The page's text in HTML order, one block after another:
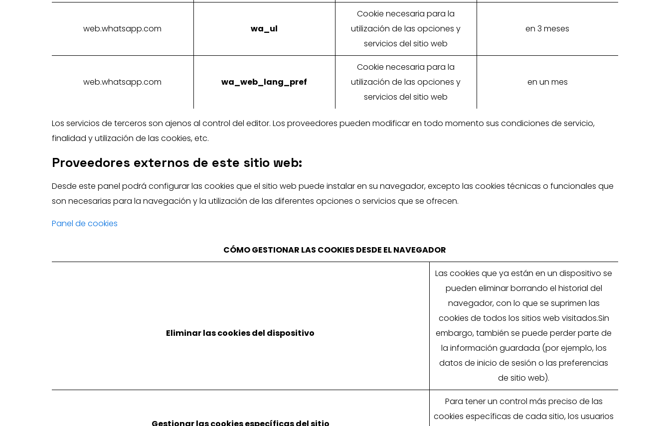
web.whatsapp.com wa_ul
Cookie necesaria para la
utilización de las opciones y
servicios del sitio web
en 3 meses
web.whatsapp.com wa_web_lang_pref
Cookie necesaria para la
utilización de las opciones y
servicios del sitio web
en un mes
Los servicios de terceros son ajenos al control del editor. Los proveedores pueden modificar en todo momento sus condiciones de servicio,
finalidad y utilización de las cookies, etc.
Proveedores externos de este sitio web:
Desde este panel podrá configurar las cookies que el sitio web puede instalar en su navegador, excepto las cookies técnicas o funcionales que
son necesarias para la navegación y la utilización de las diferentes opciones o servicios que se ofrecen.
Panel de cookies
CÓMO GESTIONAR LAS COOKIES DESDE EL NAVEGADOR
Eliminar las cookies del dispositivo
Las cookies que ya están en un dispositivo se
pueden eliminar borrando el historial del
navegador, con lo que se suprimen las
cookies de todos los sitios web visitados.Sin
embargo, también se puede perder parte de
la información guardada (por ejemplo, los
datos de inicio de sesión o las preferencias
de sitio web).
Para tener un control más preciso de las
cookies específicas de cada sitio, los usuarios